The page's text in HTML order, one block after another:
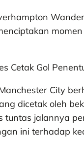
City
dicetak oleh
tuntas jalannya
ini terhadap